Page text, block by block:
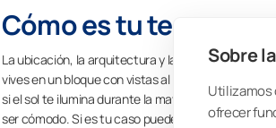
Sobre
Utilizamos
ofrecer
Cómo es tu terraza o
La ubicación, la arquitectura y las dimensiones
vives en un bloque con vistas al interior de la
si el sol te ilumina durante la mayor parte del día.
ser cómodo. Si es tu caso puedes incorporar